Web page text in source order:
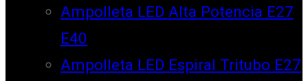
Ampolleta LED Alta Potencia E27
E40
Ampolleta LED Espiral Tritubo E27